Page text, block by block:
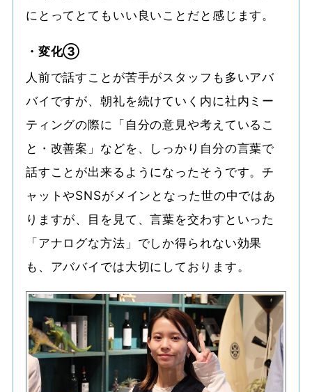
にとってとてもいい良いことだと感じます。
・変化③
人前で話すことが苦手がスタッフも多いアバ
バイですが、朝礼を続けていく内に社内ミー
ティングの際に「自分の意見や考えているこ
と・改善案」などを、しっかり自分の言葉で
話すことが出来るようになったそうです。チ
ャットやSNSがメインとなった世の中ではあ
りますが、目を見て、言葉を交わすといった
「アナログな方法」でしか得られない効果
も、アババイでは大切にしております。